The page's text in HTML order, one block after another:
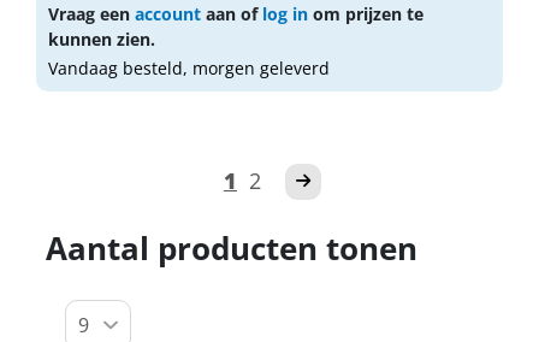
Vraag een account aan of log in om prijzen te
kunnen zien.
Vandaag besteld, morgen geleverd
1 2
Aantal producten tonen